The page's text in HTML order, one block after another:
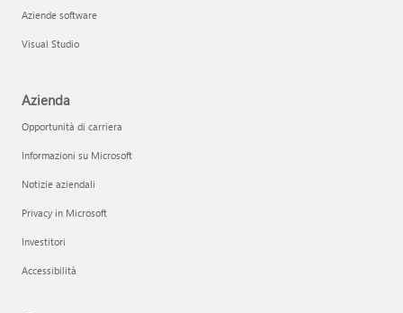
Aziende software
Visual Studio
Azienda
Opportunità di carriera
Informazioni su Microsoft
Notizie aziendali
Privacy in Microsoft
Investitori
Accessibilità